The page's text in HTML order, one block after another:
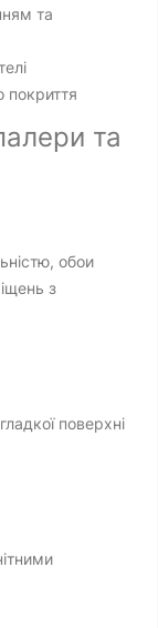
та
покриття
та
обои
з
поверхні